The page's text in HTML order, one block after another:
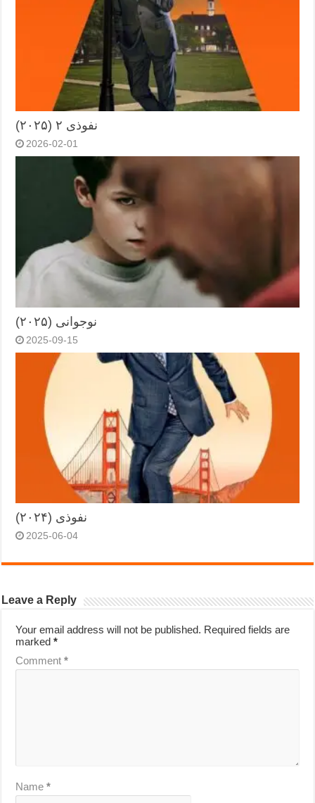
نفوذی ۲ (۲۰۲۵)
2026-02-01
نوجوانی (۲۰۲۵)
2025-09-15
نفوذی (۲۰۲۴)
2025-06-04
Leave a Reply
Your email address will not be published. Required fields are
marked*
Comment*
Name*